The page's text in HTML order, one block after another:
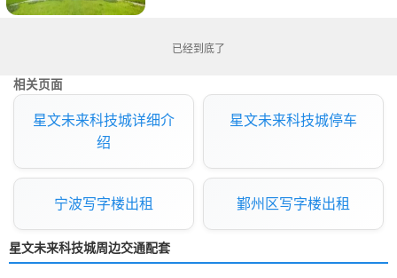
已经到底了
相关页面
星文未来科技城详细介
绍
星文未来科技城停车
宁波写字楼出租 鄞州区写字楼出租
星文未来科技城周边交通配套